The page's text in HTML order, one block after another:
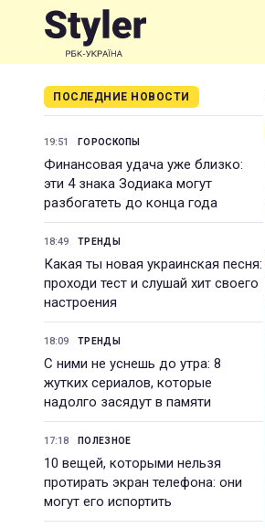
ПОСЛЕДНИЕ НОВОСТИ
19:51 ГОРОСКОПЫ
Финансовая удача уже близко:
эти 4 знака Зодиака могут
разбогатеть до конца года
18:49 ТРЕНДЫ
Какая ты новая украинская песня:
проходи тест и слушай хит своего
настроения
18:09 ТРЕНДЫ
С ними не уснешь до утра: 8
жутких сериалов, которые
надолго засядут в памяти
17:18 ПОЛЕЗНОЕ
10 вещей, которыми нельзя
протирать экран телефона: они
могут его испортить